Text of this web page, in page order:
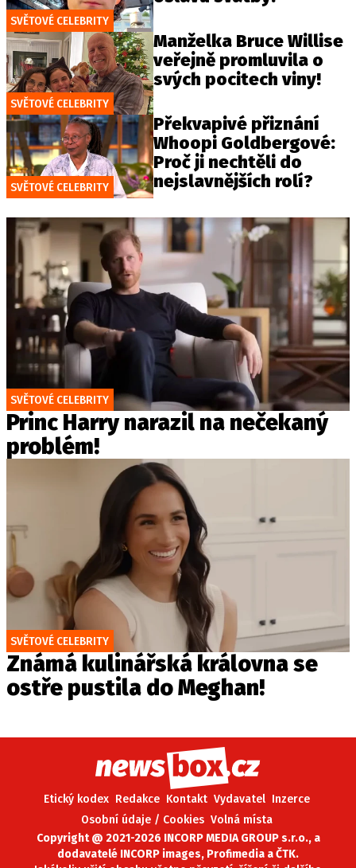
SVĚTOVÉ CELEBRITY
SVĚTOVÉ CELEBRITY
Manželka Bruce Willise
veřejně promluvila o
svých pocitech viny!
SVĚTOVÉ CELEBRITY
Překvapivé přiznání
Whoopi Goldbergové:
Proč ji nechtěli do
nejslavnějších rolí?
SVĚTOVÉ CELEBRITY
Princ Harry narazil na nečekaný
problém!
SVĚTOVÉ CELEBRITY
Známá kulinářská královna se
ostře pustila do Meghan!
Etický kodex Redakce Kontakt Vydavatel Inzerce
Osobní údaje / Cookies Volná místa
Copyright @ 2021-2026 INCORP MEDIA GROUP s.r.o., a
dodavatelé INCORP images, Profimedia a ČTK.